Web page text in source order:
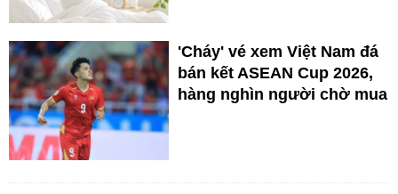
'Cháy' vé xem Việt Nam đá
bán kết ASEAN Cup 2026,
hàng nghìn người chờ mua